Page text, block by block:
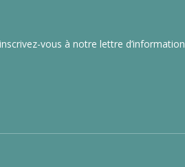
vous à notre lettre d’information